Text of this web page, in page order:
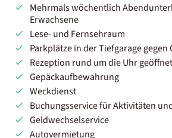
Mehrmals wöchentlich
Erwachsene
Lese- und Fernsehraum
Parkplätze in der Tiefgarage gegen
Rezeption rund um die Uhr geöffnet
Gepäckaufbewahrung
Weckdienst
Buchungsservice für Aktivitäten
Geldwechselservice
Autovermietung